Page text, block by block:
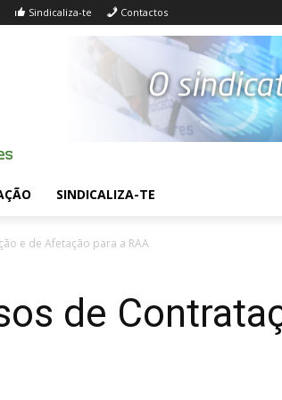
Sindicaliza-te Contactos
SINDICALIZA-TE
e de Afetação para a RAA
de